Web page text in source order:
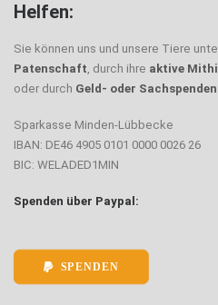
Helfen:
Sie können uns und unsere Tiere
Patenschaft, durch ihre aktive
oder durch Geld- oder Sachspenden
Sparkasse Minden-Lübbecke
IBAN: DE46 4905 0101 0000 0026 26
BIC: WELADED1MIN
Spenden über Paypal:
SPENDEN